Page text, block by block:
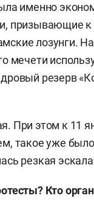
именно
призывающие
лозунги.
мечети
резерв
При этом к 11
такое уже
резкая
Кто